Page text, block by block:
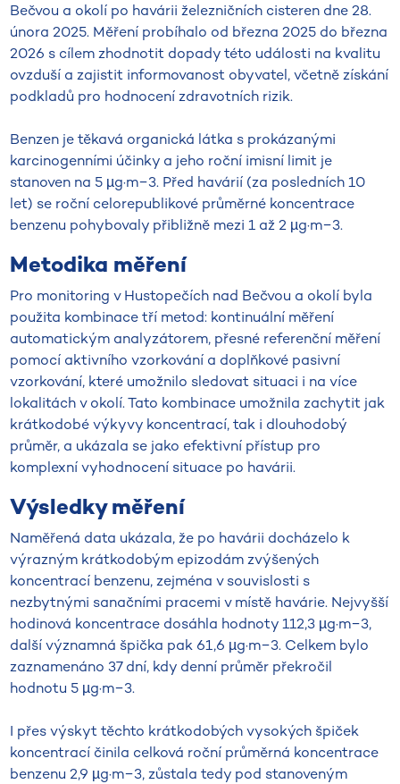
Bečvou a okolí po havárii železničních cisteren dne 28.
února 2025. Měření probíhalo od března 2025 do března
2026 s cílem zhodnotit dopady této události na kvalitu
ovzduší a zajistit informovanost obyvatel, včetně získání
podkladů pro hodnocení zdravotních rizik.
Benzen je těkavá organická látka s prokázanými
karcinogenními účinky a jeho roční imisní limit je
stanoven na 5 µg·m−3. Před havárií (za posledních 10
let) se roční celorepublikové průměrné koncentrace
benzenu pohybovaly přibližně mezi 1 až 2 µg·m−3.
Metodika měření
Pro monitoring v Hustopečích nad Bečvou a okolí byla
použita kombinace tří metod: kontinuální měření
automatickým analyzátorem, přesné referenční měření
pomocí aktivního vzorkování a doplňkové pasivní
vzorkování, které umožnilo sledovat situaci i na více
lokalitách v okolí. Tato kombinace umožnila zachytit jak
krátkodobé výkyvy koncentrací, tak i dlouhodobý
průměr, a ukázala se jako efektivní přístup pro
komplexní vyhodnocení situace po havárii.
Výsledky měření
Naměřená data ukázala, že po havárii docházelo k
výrazným krátkodobým epizodám zvýšených
koncentrací benzenu, zejména v souvislosti s
nezbytnými sanačními pracemi v místě havárie. Nejvyšší
hodinová koncentrace dosáhla hodnoty 112,3 µg·m−3,
další významná špička pak 61,6 µg·m−3. Celkem bylo
zaznamenáno 37 dní, kdy denní průměr překročil
hodnotu 5 µg·m−3.
I přes výskyt těchto krátkodobých vysokých špiček
koncentrací činila celková roční průměrná koncentrace
benzenu 2,9 µg·m−3, zůstala tedy pod stanoveným